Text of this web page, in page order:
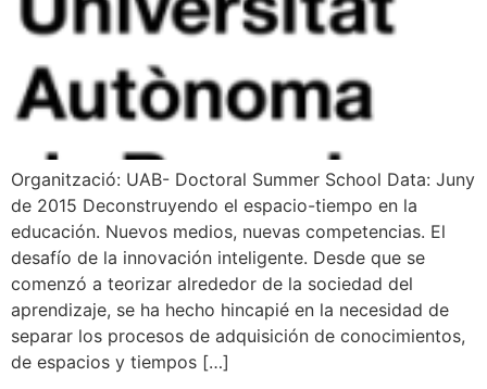
Organització: UAB- Doctoral Summer School Data: Juny
de 2015 Deconstruyendo el espacio-tiempo en la
educación. Nuevos medios, nuevas competencias. El
desafío de la innovación inteligente. Desde que se
comenzó a teorizar alrededor de la sociedad del
aprendizaje, se ha hecho hincapié en la necesidad de
separar los procesos de adquisición de conocimientos,
de espacios y tiempos […]